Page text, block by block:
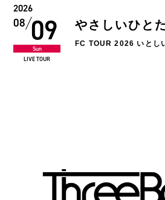
2026
08 09
Sun
LIVE TOUR
やさしいひとた
FC TOUR 2026 いとし